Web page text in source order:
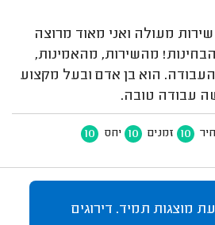
שירות מעולה ואני מאוד מרוצה
מהשירות, מהאמינות,
הוא בן אדם ובעל מקצוע
עבודה טובה.
10 זמנים 10 יחס 10
מוצגות תמיד. דירוגים